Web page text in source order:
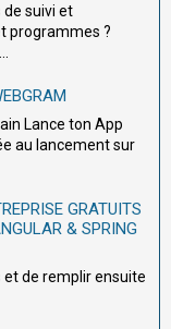
suivi et
programmes ?
Lance ton App
au lancement sur
GRATUITS
& SPRING
et de remplir ensuite